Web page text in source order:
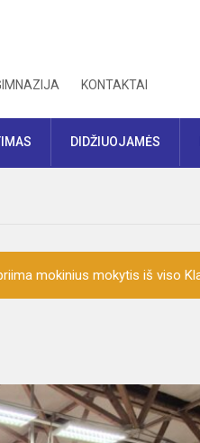
KONTAKTAI
DIDŽIUOJAMĖS
mokinius mokytis iš viso